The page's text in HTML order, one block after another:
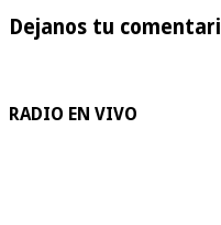
Dejanos tu
RADIO EN VIVO